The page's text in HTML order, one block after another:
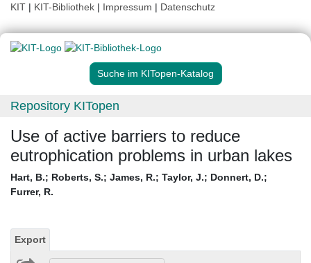
KIT | KIT-Bibliothek | Impressum | Datenschutz
Suche im KITopen-Katalog
Repository KITopen
Use of active barriers to reduce
eutrophication problems in urban lakes
Hart, B.; Roberts, S.; James, R.; Taylor, J.; Donnert, D.;
Furrer, R.
Export